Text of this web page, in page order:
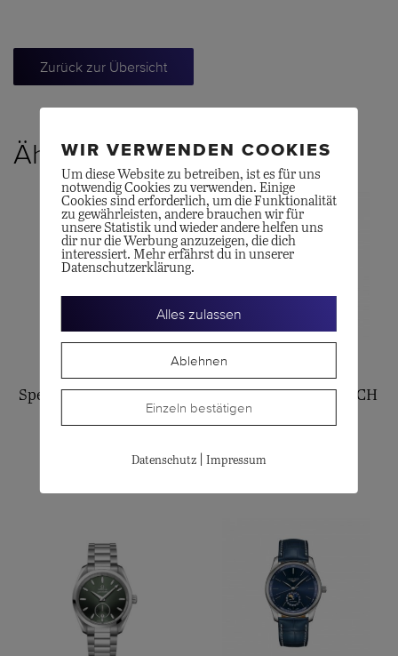
Zurück zur Übersicht
Ähnliche Produkte
Speedmaster Moonwatch
42
6'600.00
LEGEND DIVER WATCH
42
WIR VERWENDEN COOKIES
Um diese Website zu betreiben, ist es für uns
notwendig Cookies zu verwenden. Einige
Cookies sind erforderlich, um die Funktionalität
zu gewährleisten, andere brauchen wir für
unsere Statistik und wieder andere helfen uns
dir nur die Werbung anzuzeigen, die dich
interessiert. Mehr erfährst du in unserer
Datenschutzerklärung.
Alles zulassen
Ablehnen
Einzeln bestätigen
Datenschutz| Impressum